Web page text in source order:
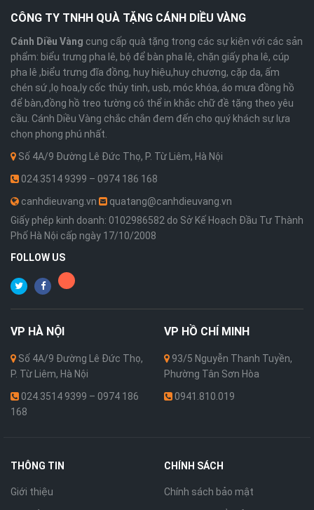
CÔNG TY TNHH QUÀ TẶNG CÁNH DIỀU VÀNG
Cánh Diều Vàng cung cấp quà tặng trong các sự kiện với các sản
phẩm: biểu trưng pha lê, bộ để bàn pha lê, chặn giấy pha lê, cúp
pha lê ,biểu trưng đĩa đồng, huy hiệu,huy chương, cặp da, ấm
chén sứ ,lọ hoa,ly cốc thủy tinh, usb, móc khóa, áo mưa đồng hồ
để bàn,đồng hồ treo tường có thể in khắc chữ đề tặng theo yêu
cầu. Cánh Diều Vàng chắc chắn đem đến cho quý khách sự lựa
chọn phong phú nhất.
Số 4A/9 Đường Lê Đức Thọ, P. Từ Liêm, Hà Nội
024.3514 9399 – 0974 186 168
canhdieuvang.vn
quatang@canhdieuvang.vn
Giấy phép kinh doanh: 0102986582 do Sở Kế Hoạch Đầu Tư Thành
Phố Hà Nội cấp ngày 17/10/2008
FOLLOW US
VP HÀ NỘI
Số 4A/9 Đường Lê Đức Thọ,
P. Từ Liêm, Hà Nội
024.3514 9399 – 0974 186
168
VP HỒ CHÍ MINH
93/5 Nguyễn Thanh Tuyền,
Phường Tân Sơn Hòa
0941.810.019
THÔNG TIN
Giới thiệu
CHÍNH SÁCH
Chính sách bảo mật